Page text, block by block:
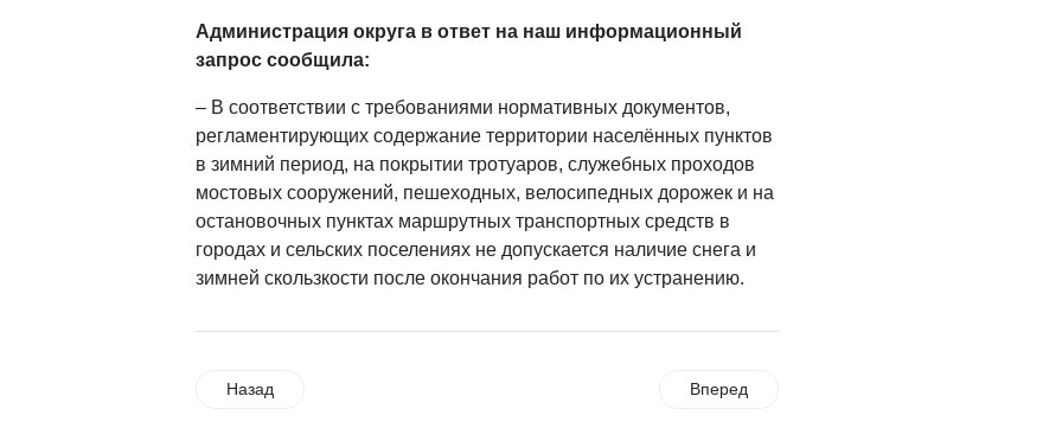
Администрация округа в ответ на наш информационный
запрос сообщила:
– В соответствии с требованиями нормативных документов,
регламентирующих содержание территории населённых пунктов
в зимний период, на покрытии тротуаров, служебных проходов
мостовых сооружений, пешеходных, велосипедных дорожек и на
остановочных пунктах маршрутных транспортных средств в
городах и сельских поселениях не допускается наличие снега и
зимней скользкости после окончания работ по их устранению.
Назад Вперед